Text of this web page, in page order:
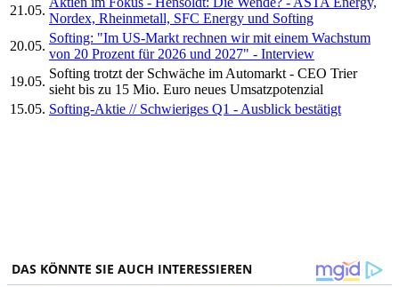
21.05.
Nordex, Rheinmetall, SFC Energy und Softing
20.05.
Softing: "Im US-Markt rechnen wir mit einem Wachstum
von 20 Prozent für 2026 und 2027" - Interview
19.05.
Softing trotzt der Schwäche im Automarkt - CEO Trier
sieht bis zu 15 Mio. Euro neues Umsatzpotenzial
15.05. Softing-Aktie // Schwieriges Q1 - Ausblick bestätigt